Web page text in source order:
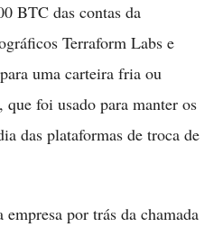
BTC das contas da
Terraform Labs e
uma carteira fria ou
que foi usado para manter os
das plataformas de troca de
por trás da chamada